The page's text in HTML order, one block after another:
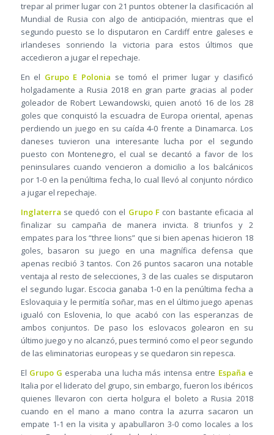
trepar al primer lugar con 21 puntos obtener la clasificación al
Mundial de Rusia con algo de anticipación, mientras que el
segundo puesto se lo disputaron en Cardiff entre galeses e
irlandeses sonriendo la victoria para estos últimos que
accedieron a jugar el repechaje.
En el Grupo E Polonia se tomó el primer lugar y clasificó
holgadamente a Rusia 2018 en gran parte gracias al poder
goleador de Robert Lewandowski, quien anotó 16 de los 28
goles que conquistó la escuadra de Europa oriental, apenas
perdiendo un juego en su caída 4-0 frente a Dinamarca. Los
daneses tuvieron una interesante lucha por el segundo
puesto con Montenegro, el cual se decantó a favor de los
peninsulares cuando vencieron a domicilio a los balcánicos
por 1-0 en la penúltima fecha, lo cual llevó al conjunto nórdico
a jugar el repechaje.
Inglaterra se quedó con el Grupo Fcon bastante eficacia al
finalizar su campaña de manera invicta. 8 triunfos y 2
empates para los “three lions” que si bien apenas hicieron 18
goles, basaron su juego en una magnífica defensa que
apenas recibió 3 tantos. Con 26 puntos sacaron una notable
ventaja al resto de selecciones, 3 de las cuales se disputaron
el segundo lugar. Escocia ganaba 1-0 en la penúltima fecha a
Eslovaquia y le permitía soñar, mas en el último juego apenas
igualó con Eslovenia, lo que acabó con las esperanzas de
ambos conjuntos. De paso los eslovacos golearon en su
último juego y no alcanzó, pues terminó como el peor segundo
de las eliminatorias europeas y se quedaron sin repesca.
El Grupo G esperaba una lucha más intensa entre España e
Italia por el liderato del grupo, sin embargo, fueron los ibéricos
quienes llevaron con cierta holgura el boleto a Rusia 2018
cuando en el mano a mano contra la azurra sacaron un
empate 1-1 en la visita y apabullaron 3-0 como locales a los